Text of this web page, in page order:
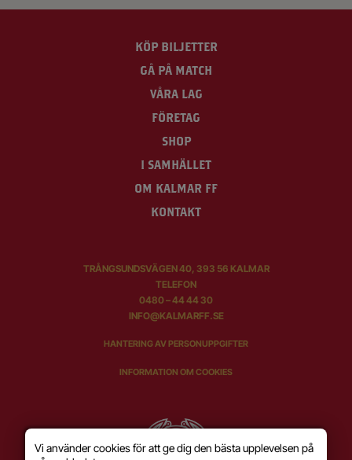
KÖP BILJETTER
GÅ PÅ MATCH
VÅRA LAG
FÖRETAG
SHOP
I SAMHÄLLET
OM KALMAR FF
KONTAKT
TRÅNGSUNDSVÄGEN 40, 393 56 KALMAR
TELEFON
0480 – 44 44 30
INFO@KALMARFF.SE
HANTERING AV PERSONUPPGIFTER
INFORMATION OM COOKIES
Vi använder cookies för att ge dig den bästa upplevelsen på